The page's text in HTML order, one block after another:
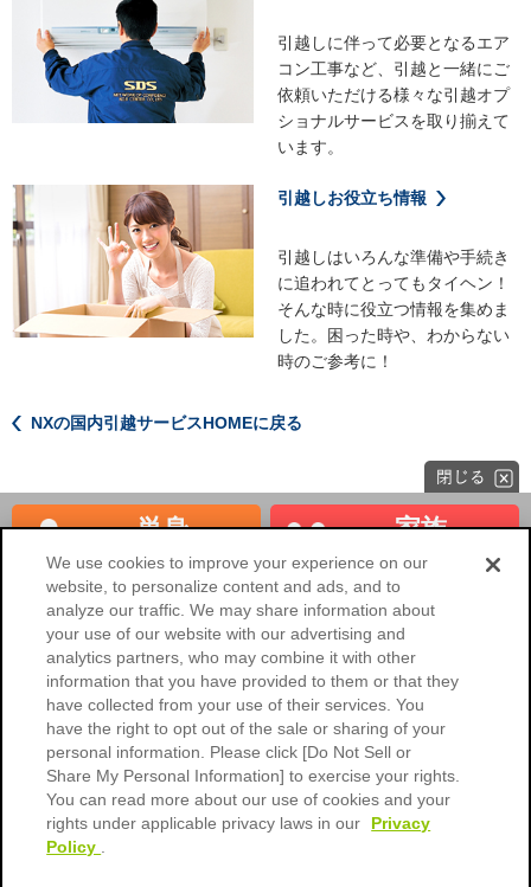
引越しに伴って必要となるエア
コン工事など、引越と一緒にご
依頼いただける様々な引越オプ
ショナルサービスを取り揃えて
います。
引越しお役立ち情報
引越しはいろんな準備や手続き
に追われてとってもタイヘン！
そんな時に役立つ情報を集めま
した。困った時や、わからない
時のご参考に！
NXの国内引越サービスHOMEに戻る
単身 家族
海外へのお引越し 法人のお客様
NXの国内引越サービスHOME
会社概要 ご利用環境
個人情報保護について
個人情報保護に関するご協力のお
願い
標準引越運送約款 標準貨物自動車運送約款
引越荷物運送保険約款 引越荷物運送保険のご案内
We use cookies to improve your experience on our
website, to personalize content and ads, and to
analyze our traffic. We may share information about
your use of our website with our advertising and
analytics partners, who may combine it with other
information that you have provided to them or that they
have collected from your use of their services. You
have the right to opt out of the sale or sharing of your
personal information. Please click [Do Not Sell or
Share My Personal Information] to exercise your rights.
You can read more about our use of cookies and your
rights under applicable privacy laws in our
Privacy
Policy